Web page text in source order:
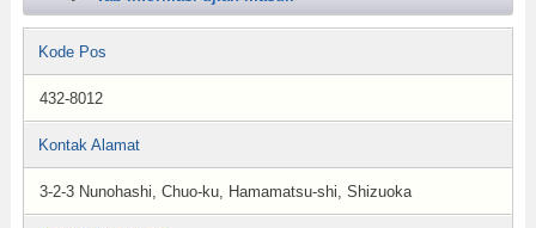
Kode Pos
432-8012
Kontak Alamat
3-2-3 Nunohashi, Chuo-ku, Hamamatsu-shi, Shizuoka